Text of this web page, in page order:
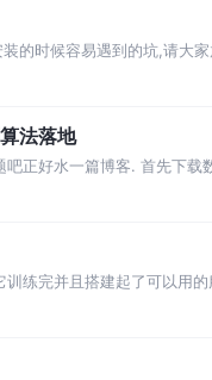
的时候容易遇到的坑,请大家
法落地
正好水一篇博客. 首先下
练完并且搭建起了可以用